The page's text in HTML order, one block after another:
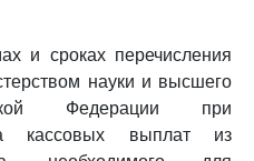
и сроках перечисления
науки и высшего
Федерации при
кассовых выплат из